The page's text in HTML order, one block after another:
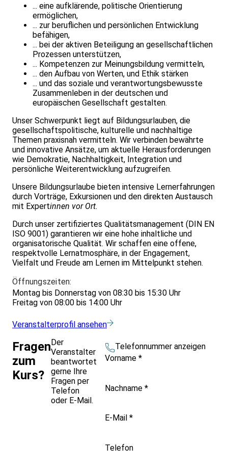
... eine aufklärende, politische Orientierung
ermöglichen,
... zur beruflichen und persönlichen Entwicklung
befähigen,
... bei der aktiven Beteiligung an gesellschaftlichen
Prozessen unterstützen,
... Kompetenzen zur Meinungsbildung vermitteln,
... den Aufbau von Werten, und Ethik stärken
... und das soziale und verantwortungsbewusste
Zusammenleben in der deutschen und
europäischen Gesellschaft gestalten.
Unser Schwerpunkt liegt auf Bildungsurlauben, die
gesellschaftspolitische, kulturelle und nachhaltige
Themen praxisnah vermitteln. Wir verbinden bewährte
und innovative Ansätze, um aktuelle Herausforderungen
wie Demokratie, Nachhaltigkeit, Integration und
persönliche Weiterentwicklung aufzugreifen.
Unsere Bildungsurlaube bieten intensive Lernerfahrungen
durch Vorträge, Exkursionen und den direkten Austausch
mit Expertinnen vor Ort.
Durch unser zertifiziertes Qualitätsmanagement (DIN EN
ISO 9001) garantieren wir eine hohe inhaltliche und
organisatorische Qualität. Wir schaffen eine offene,
respektvolle Lernatmosphäre, in der Engagement,
Vielfalt und Freude am Lernen im Mittelpunkt stehen.
Öffnungszeiten:
Montag bis Donnerstag von 08:30 bis 15:30 Uhr
Freitag von 08:00 bis 14:00 Uhr
Veranstalterprofil ansehen
Fragen
zum
Kurs?
Der
Veranstalter
beantwortet
gerne Ihre
Fragen per
Telefon
oder E-Mail.
Telefonnummer anzeigen
Vorname *
Nachname *
E-Mail *
Telefon